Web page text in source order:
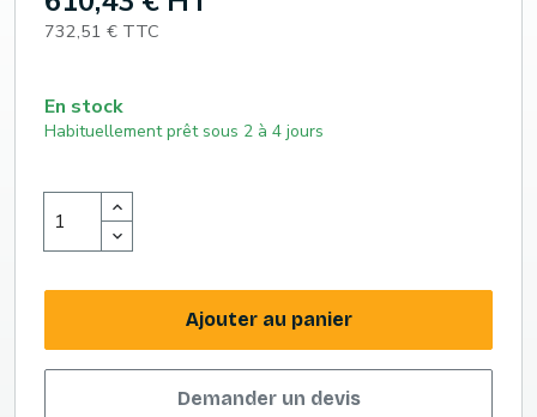
732,51 € TTC
En stock
Habituellement prêt sous 2 à 4 jours
Ajouter au panier
Demander un devis